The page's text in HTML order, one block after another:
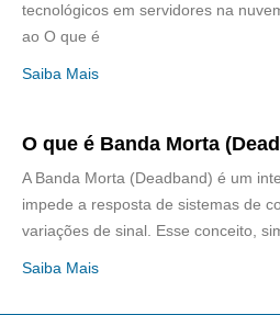
tecnológicos em servidores na
ao O que é
Saiba Mais
O que é Banda Morta
A Banda Morta (Deadband) é um
impede a resposta de sistemas de
variações de sinal. Esse conceito,
Saiba Mais